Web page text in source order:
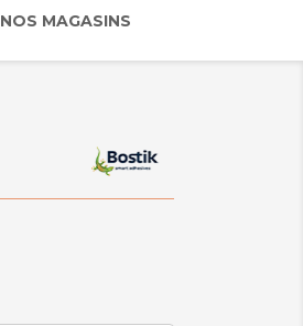
NOS MAGASINS